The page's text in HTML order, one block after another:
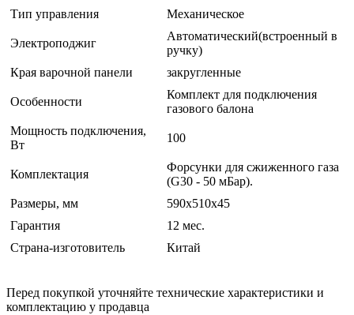
Тип управления Механическое
Электроподжиг
Автоматический(встроенный в
ручку)
Края варочной панели
закругленные
Особенности
Комплект для подключения
газового балона
Мощность подключения,
Вт
100
Комплектация
Форсунки для сжиженного газа
(G30 - 50 мБар).
Размеры, мм
590х510х45
Гарантия
12 мес.
Страна-изготовитель
Китай
Перед покупкой уточняйте технические характеристики и
комплектацию у продавца